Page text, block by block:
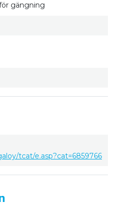
gängning
tcat/e.asp?cat=6859766